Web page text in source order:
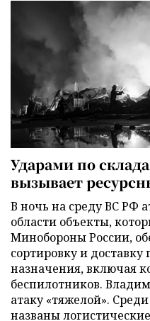
Ударами по
вызывает
В ночь на среду ВС РФ
области объекты,
Минобороны России,
сортировку и доставку
назначения, включая
беспилотников.
атаку «тяжелой».
названы